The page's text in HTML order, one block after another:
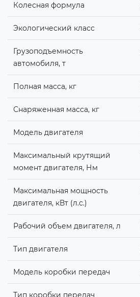
Колесная формула
Экологический класс
Грузоподъемность
автомобиля, т
Полная масса, кг
Снаряженная масса, кг
Модель двигателя
Максимальный крутящий
момент двигателя, Нм
Максимальная мощность
двигателя, кВт (л.с.)
Рабочий объем двигателя, л
Тип двигателя
Модель коробки передач
Тип коробки передач